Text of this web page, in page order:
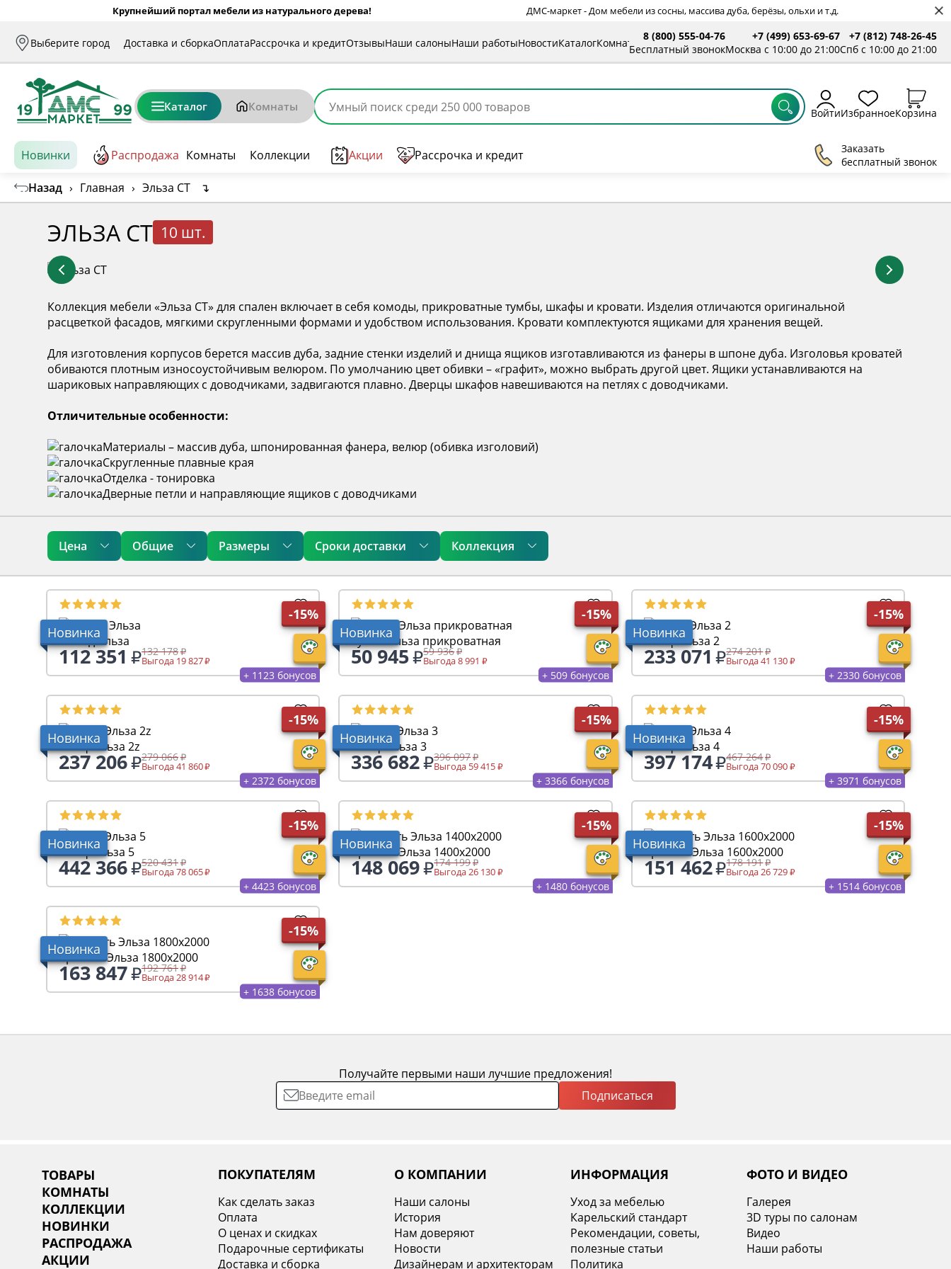
Крупнейший портал мебели из натурального дерева! ДМС-маркет - Дом мебели из сосны, массива дуба, берёзы, ольхи и т.д.
Выберите город Доставка и сборкаОплатаРассрочка и кредитОтзывыНаши салоныНаши работыНовостиКаталогКомнаты
8 (800) 555-04-76
Бесплатный звонок
+7 (499) 653-69-67
Москва с 10:00 до 21:00
+7 (812) 748-26-45
Спб с 10:00 до 21:00
Каталог Комнаты ВойтиИзбранноеКорзина
Новинки Распродажа Комнаты Коллекции Акции Рассрочка и кредит
Заказать
бесплатный звонок
Назад › Главная › Эльза СТ ↴
ЭЛЬЗА СТ 10 шт.
Коллекция мебели «Эльза СТ» для спален включает в себя комоды, прикроватные тумбы, шкафы и кровати. Изделия отличаются оригинальной
расцветкой фасадов, мягкими скругленными формами и удобством использования. Кровати комплектуются ящиками для хранения вещей.
Для изготовления корпусов берется массив дуба, задние стенки изделий и днища ящиков изготавливаются из фанеры в шпоне дуба. Изголовья кроватей
обиваются плотным износоустойчивым велюром. По умолчанию цвет обивки – «графит», можно выбрать другой цвет. Ящики устанавливаются на
шариковых направляющих с доводчиками, задвигаются плавно. Дверцы шкафов навешиваются на петлях с доводчиками.
Отличительные особенности:
Материалы – массив дуба, шпонированная фанера, велюр (обивка изголовий)
Скругленные плавные края
Отделка - тонировка
Дверные петли и направляющие ящиков с доводчиками
Цена Общие Размеры Сроки доставки Коллекция
Новинка
-15%
Комод Эльза
112 351 132 178
Выгода 19 827
+ 1123 бонусов
Новинка
-15%
Тумба Эльза прикроватная
50 945 59 936
Выгода 8 991
+ 509 бонусов
Новинка
-15%
Шкаф Эльза 2
233 071 274 201
Выгода 41 130
+ 2330 бонусов
Новинка
-15%
Шкаф Эльза 2z
237 206 279 066
Выгода 41 860
+ 2372 бонусов
Новинка
-15%
Шкаф Эльза 3
336 682 396 097
Выгода 59 415
+ 3366 бонусов
Новинка
-15%
Шкаф Эльза 4
397 174 467 264
Выгода 70 090
+ 3971 бонусов
Новинка
-15%
Шкаф Эльза 5
442 366 520 431
Выгода 78 065
+ 4423 бонусов
Новинка
-15%
Кровать Эльза 1400х2000
148 069 174 199
Выгода 26 130
+ 1480 бонусов
Новинка
-15%
Кровать Эльза 1600х2000
151 462 178 191
Выгода 26 729
+ 1514 бонусов
Новинка
-15%
Кровать Эльза 1800х2000
163 847 192 761
Выгода 28 914
+ 1638 бонусов
Получайте первыми наши лучшие предложения!
Подписаться
ТОВАРЫ
КОМНАТЫ
КОЛЛЕКЦИИ
НОВИНКИ
РАСПРОДАЖА
АКЦИИ
ПОКУПАТЕЛЯМ
Как сделать заказ
Оплата
О ценах и скидках
Подарочные сертификаты
Доставка и сборка
О КОМПАНИИ
Наши салоны
История
Нам доверяют
Новости
Дизайнерам и архитекторам
ИНФОРМАЦИЯ
Уход за мебелью
Карельский стандарт
Рекомендации, советы,
полезные статьи
Политика
ФОТО И ВИДЕО
Галерея
3D туры по салонам
Видео
Наши работы